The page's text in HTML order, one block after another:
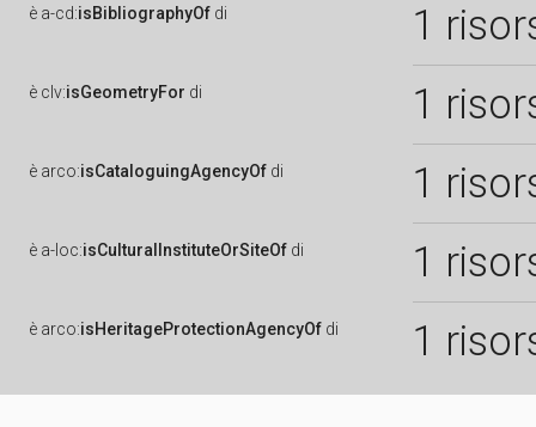
è a-cd:isBibliographyOf di 1
è clv:isGeometryFor di 1
è arco:isCataloguingAgencyOf di 1
è a-loc:isCulturalInstituteOrSiteOf di 1
è arco:isHeritageProtectionAgencyOf di 1